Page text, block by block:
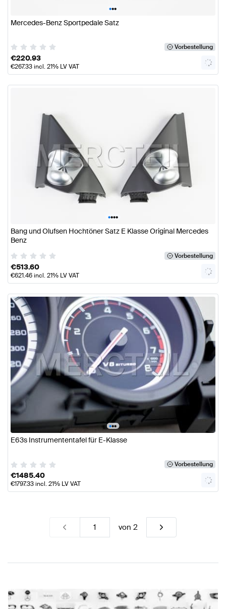
•••
Mercedes-Benz Sportpedale Satz
Vorbestellung
€220.93
€267.33incl. 21% LV VAT
••••
Bang und Olufsen Hochtöner Satz E Klasse Original Mercedes
Benz
Vorbestellung
€513.60
€621.46incl. 21% LV VAT
•••
E63s Instrumententafel für E-Klasse
Vorbestellung
€1485.40
€1797.33incl. 21% LV VAT
von 2